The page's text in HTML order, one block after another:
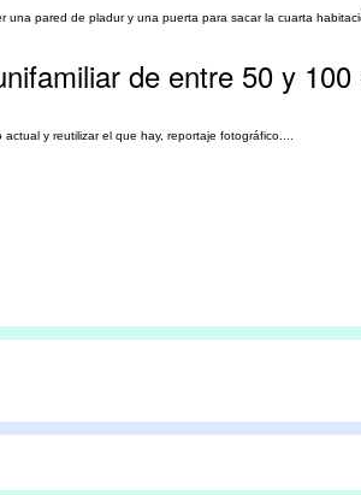
pared de pladur y una puerta para sacar la cuarta
de entre 50 y 100
y reutilizar el que hay, reportaje fotográfico....